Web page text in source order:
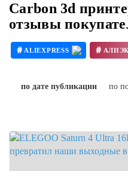
Carbon 3d
отзывы
# ALIEXPRESS #
по дате публикации по